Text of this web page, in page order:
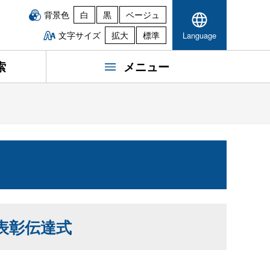
背景色 白 黒
ベージュ
文字サイズ
拡大 標準 Language
メニュー
彰伝達式